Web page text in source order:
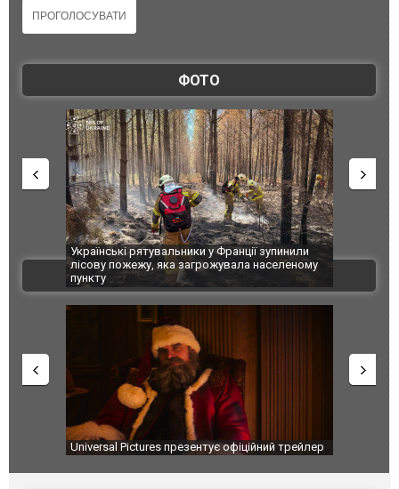
ФОТО
Українські рятувальники у Франції зупинили
лісову пожежу, яка загрожувала населеному
пункту
Іноземні
показало
зброї
ВІДЕО
Universal Pictures презентує офіційний трейлер
Удар
матчу в